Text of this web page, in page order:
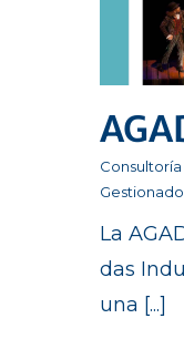
La
das
una [...]